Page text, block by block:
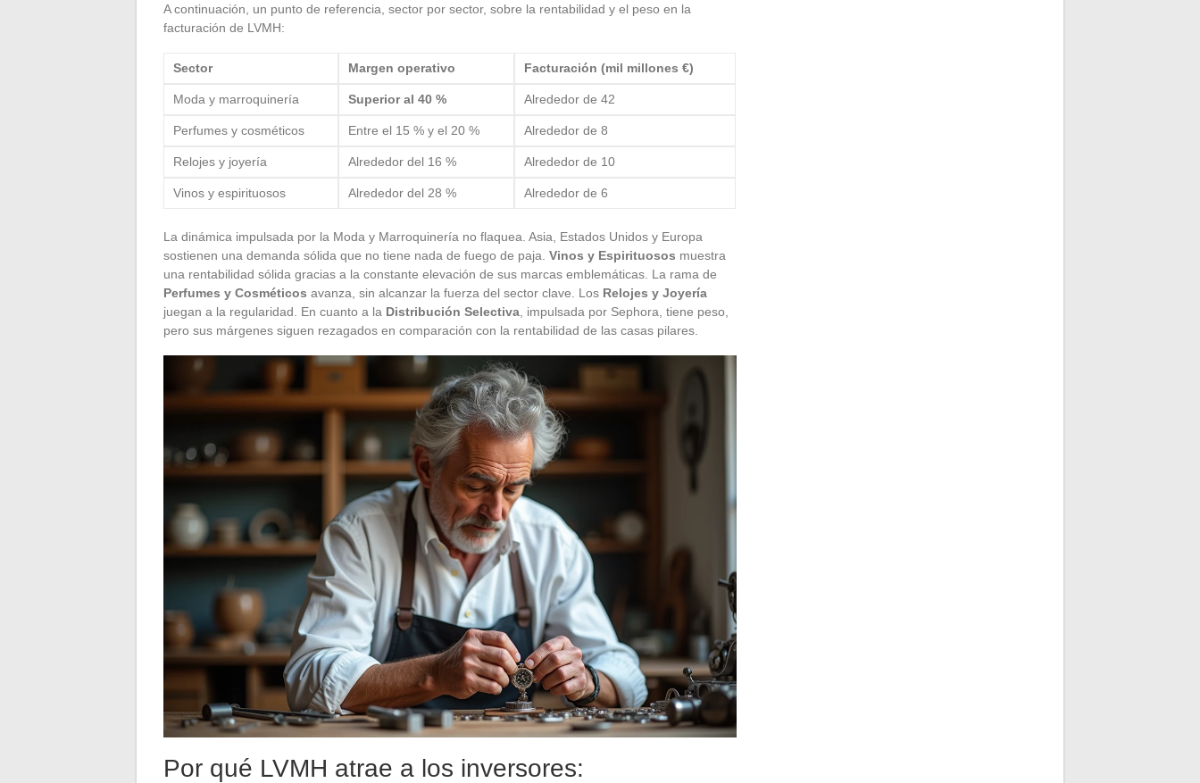
A continuación, un punto de referencia, sector por sector, sobre la rentabilidad y el peso en la
facturación de LVMH:
Sector Margen operativo Facturación (mil millones €)
Moda y marroquinería Superior al 40 % Alrededor de 42
Perfumes y cosméticos Entre el 15 % y el 20 % Alrededor de 8
Relojes y joyería Alrededor del 16 % Alrededor de 10
Vinos y espirituosos Alrededor del 28 % Alrededor de 6
La dinámica impulsada por la Moda y Marroquinería no flaquea. Asia, Estados Unidos y Europa
sostienen una demanda sólida que no tiene nada de fuego de paja. Vinos y Espirituosos muestra
una rentabilidad sólida gracias a la constante elevación de sus marcas emblemáticas. La rama de
Perfumes y Cosméticos avanza, sin alcanzar la fuerza del sector clave. Los Relojes y Joyería
juegan a la regularidad. En cuanto a la Distribución Selectiva , impulsada por Sephora, tiene peso,
pero sus márgenes siguen rezagados en comparación con la rentabilidad de las casas pilares.
Por qué LVMH atrae a los inversores: